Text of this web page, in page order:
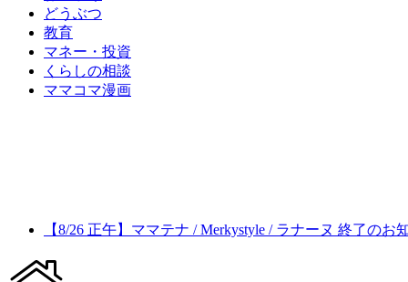
どうぶつ
教育
マネー・投資
くらしの相談
ママコマ漫画
【8/26 正午】ママテナ / Merkystyle / ラナーヌ 終了のお